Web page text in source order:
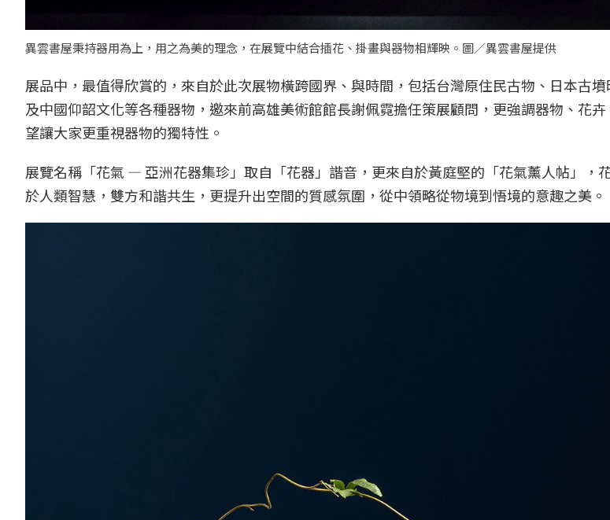
異雲書屋秉持器用為上，用之為美的理念，在展覽中結合插花、掛畫與器物相輝映。圖／異雲書屋提供
展品中，最值得欣賞的，來自於此次展物橫跨國界、與時間，包括台灣原住民古物、日本古
及中國仰韶文化等各種器物，邀來前高雄美術館館長謝佩霓擔任策展顧問，更強調器物、花
望讓大家更重視器物的獨特性。
展覽名稱「花氣 — 亞洲花器集珍」取自「花器」諧音，更來自於黃庭堅的「花氣薰人帖」，
於人類智慧，雙方和諧共生，更提升出空間的質感氛圍，從中領略從物境到悟境的意趣之美。